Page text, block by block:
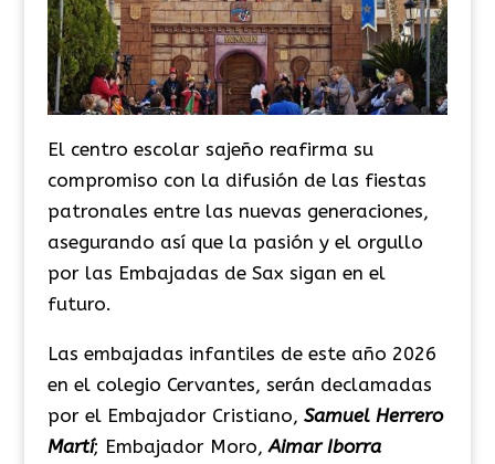
El centro escolar sajeño reafirma su
compromiso con la difusión de las fiestas
patronales entre las nuevas generaciones,
asegurando así que la pasión y el orgullo
por las Embajadas de Sax sigan en el
futuro.
Las embajadas infantiles de este año 2026
en el colegio Cervantes, serán declamadas
por el Embajador Cristiano, Samuel Herrero
Martí; Embajador Moro,Aimar Iborra